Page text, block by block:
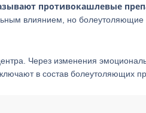
противокашлевые
влиянием, но болеутоляющие
Через изменения
в состав болеутоляющих